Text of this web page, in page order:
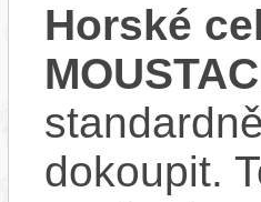
Horské
dokoupit.